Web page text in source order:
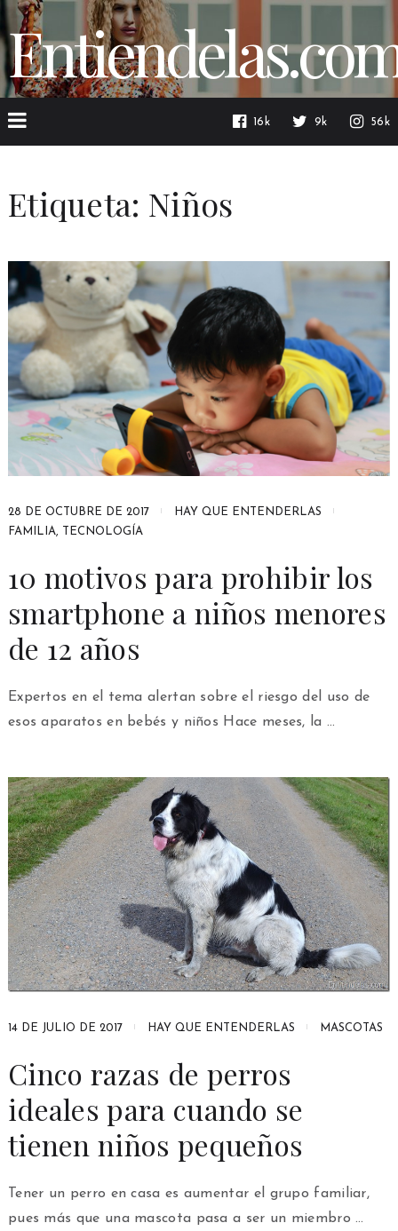
16k 9k 56k
Etiqueta: Niños
28 DE OCTUBRE DE 2017
HAY QUE ENTENDERLAS
FAMILIA, TECNOLOGÍA
10 motivos para prohibir los
smartphone a niños menores
de 12 años
Expertos en el tema alertan sobre el riesgo del uso de
esos aparatos en bebés y niños Hace meses, la …
14 DE JULIO DE 2017 HAY QUE ENTENDERLAS MASCOTAS
Cinco razas de perros
ideales para cuando se
tienen niños pequeños
Tener un perro en casa es aumentar el grupo familiar,
pues más que una mascota pasa a ser un miembro …